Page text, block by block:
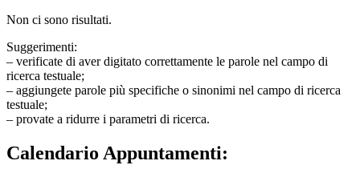
Non ci sono risultati.
Suggerimenti:
– verificate di aver digitato correttamente le parole nel campo di
ricerca testuale;
– aggiungete parole più specifiche o sinonimi nel campo di ricerca
testuale;
– provate a ridurre i parametri di ricerca.
Calendario Appuntamenti: